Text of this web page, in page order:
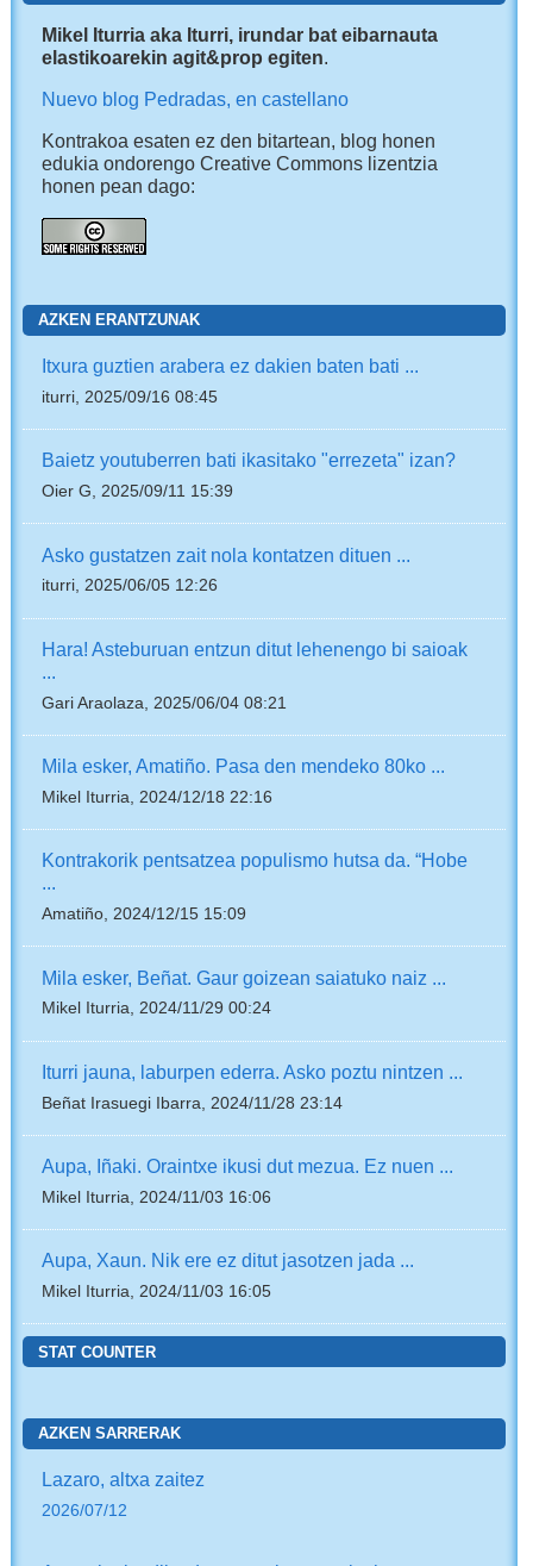
Mikel Iturria aka Iturri, irundar bat eibarnauta
elastikoarekin agit&prop egiten.
Nuevo blog Pedradas, en castellano
Kontrakoa esaten ez den bitartean, blog honen
edukia ondorengo Creative Commons lizentzia
honen pean dago:
AZKEN ERANTZUNAK
Itxura guztien arabera ez dakien baten bati ...
iturri, 2025/09/16 08:45
Baietz youtuberren bati ikasitako "errezeta" izan?
Oier G, 2025/09/11 15:39
Asko gustatzen zait nola kontatzen dituen ...
iturri, 2025/06/05 12:26
Hara! Asteburuan entzun ditut lehenengo bi saioak
...
Gari Araolaza, 2025/06/04 08:21
Mila esker, Amatiño. Pasa den mendeko 80ko ...
Mikel Iturria, 2024/12/18 22:16
Kontrakorik pentsatzea populismo hutsa da. “Hobe
...
Amatiño, 2024/12/15 15:09
Mila esker, Beñat. Gaur goizean saiatuko naiz ...
Mikel Iturria, 2024/11/29 00:24
Iturri jauna, laburpen ederra. Asko poztu nintzen ...
Beñat Irasuegi Ibarra, 2024/11/28 23:14
Aupa, Iñaki. Oraintxe ikusi dut mezua. Ez nuen ...
Mikel Iturria, 2024/11/03 16:06
Aupa, Xaun. Nik ere ez ditut jasotzen jada ...
Mikel Iturria, 2024/11/03 16:05
STAT COUNTER
AZKEN SARRERAK
Lazaro, altxa zaitez
2026/07/12